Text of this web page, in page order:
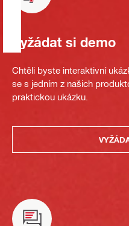
Vyžádat si demo
Chtěli byste interaktivní
se s jedním z našich
praktickou ukázku.